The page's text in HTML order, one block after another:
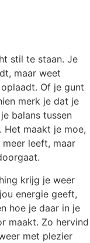
stil te staan. Je
maar weet
Of je gunt
merk je dat je
balans tussen
maakt je moe,
leeft, maar
krijg je weer
energie geeft,
hoe je daar in je
maakt. Zo hervind
met plezier